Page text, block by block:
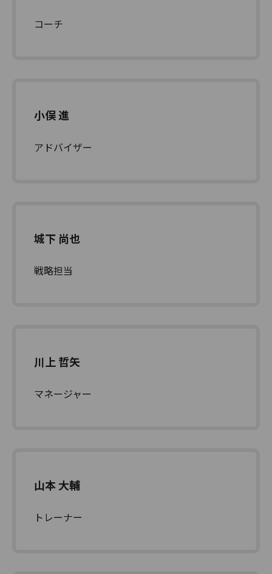
コーチ
小俣 進
アドバイザー
城下 尚也
戦略担当
川上 哲矢
マネージャー
山本 大輔
トレーナー